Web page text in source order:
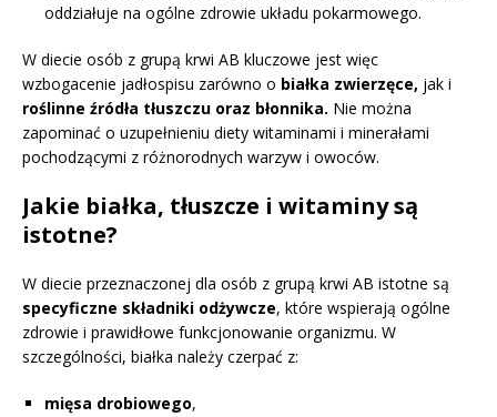
oddziałuje na ogólne zdrowie układu pokarmowego.
W diecie osób z grupą krwi AB kluczowe jest więc
wzbogacenie jadłospisu zarówno o białka zwierzęce, jak i
roślinne źródła tłuszczu oraz błonnika. Nie można
zapominać o uzupełnieniu diety witaminami i minerałami
pochodzącymi z różnorodnych warzyw i owoców.
Jakie białka, tłuszcze i witaminy są
istotne?
W diecie przeznaczonej dla osób z grupą krwi AB istotne są
specyficzne składniki odżywcze, które wspierają ogólne
zdrowie i prawidłowe funkcjonowanie organizmu. W
szczególności, białka należy czerpać z:
mięsa drobiowego,